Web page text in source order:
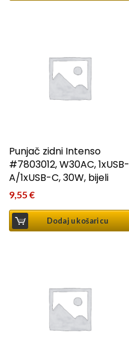
Punjač zidni Intenso
#7803012, W30AC, 1xUSB-
A/1xUSB-C, 30W, bijeli
9,55 €
Dodaj u košaricu